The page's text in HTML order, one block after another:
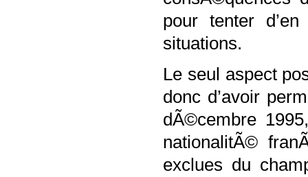
pour tenter
situations.
Le seul aspect
donc d’avoir
dÃ©cembre
nationalitÃ©
exclues du